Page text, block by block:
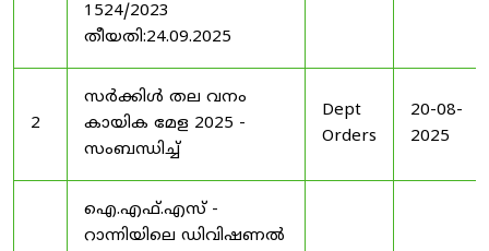
1524/2023
തീയതി:24.09.2025
2
സർക്കിൾ തല വനം
കായിക മേള 2025 -
സംബന്ധിച്ച്
Dept
Orders
20-08-
2025
ഐ.എഫ്.എസ് -
റാന്നിയിലെ ഡിവിഷണൽ